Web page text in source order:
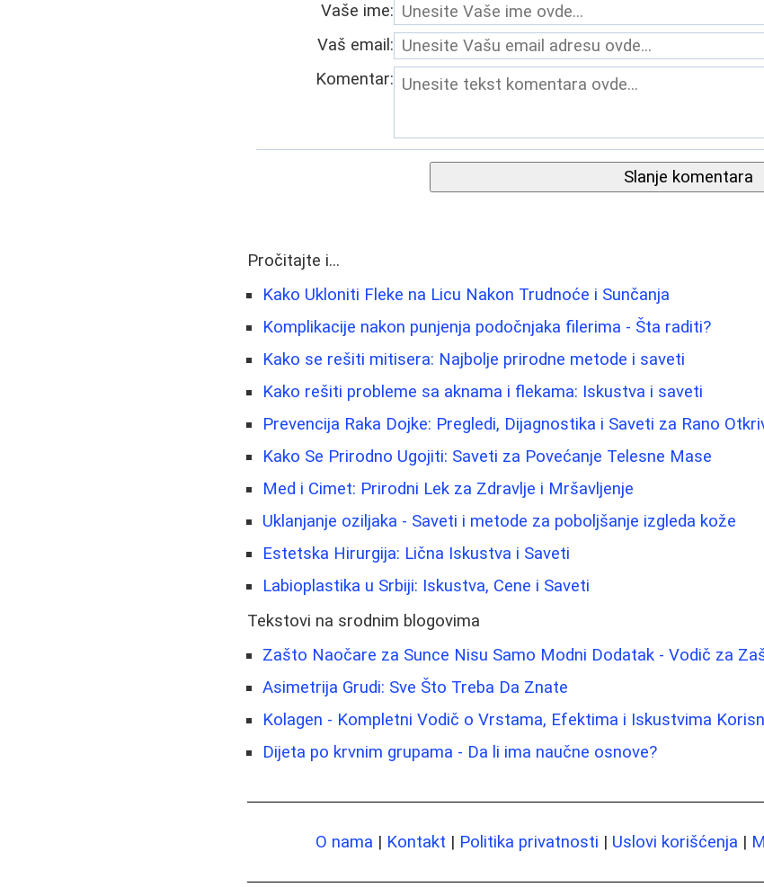
Vaše ime:
Vaš email:
Komentar:
Slanje komentara
Pročitajte i...
Kako Ukloniti Fleke na Licu Nakon Trudnoće i Sunčanja
Komplikacije nakon punjenja podočnjaka filerima - Šta raditi?
Kako se rešiti mitisera: Najbolje prirodne metode i saveti
Kako rešiti probleme sa aknama i flekama: Iskustva i saveti
Prevencija Raka Dojke: Pregledi, Dijagnostika i Saveti za Rano
Kako Se Prirodno Ugojiti: Saveti za Povećanje Telesne Mase
Med i Cimet: Prirodni Lek za Zdravlje i Mršavljenje
Uklanjanje oziljaka - Saveti i metode za poboljšanje izgleda kože
Estetska Hirurgija: Lična Iskustva i Saveti
Labioplastika u Srbiji: Iskustva, Cene i Saveti
Tekstovi na srodnim blogovima
Zašto Naočare za Sunce Nisu Samo Modni Dodatak - Vodič za
Asimetrija Grudi: Sve Što Treba Da Znate
Kolagen - Kompletni Vodič o Vrstama, Efektima i Iskustvima
Dijeta po krvnim grupama - Da li ima naučne osnove?
O nama | Kontakt | Politika privatnosti | Uslovi korišćenja |